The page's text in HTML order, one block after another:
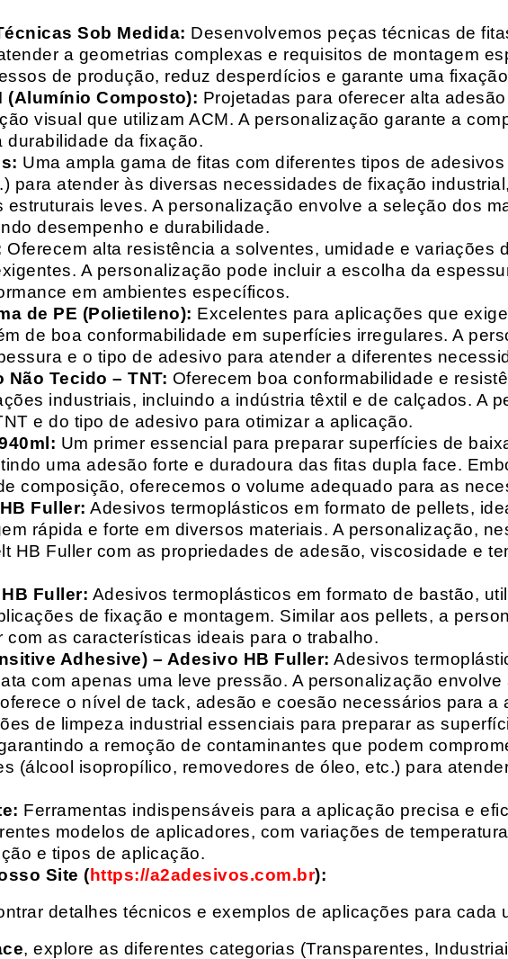
Sob Medida: Desenvolvemos peças técnicas de
a geometrias complexas e requisitos de montagem
de produção, reduz desperdícios e garante uma
(Alumínio Composto): Projetadas para oferecer alta
visual que utilizam ACM. A personalização garante a
durabilidade da fixação.
Uma ampla gama de fitas com diferentes tipos de
para atender às diversas necessidades de fixação
leves. A personalização envolve a seleção dos
desempenho e durabilidade.
Oferecem alta resistência a solventes, umidade e variações
A personalização pode incluir a escolha da
em ambientes específicos.
de PE (Polietileno): Excelentes para aplicações que
de boa conformabilidade em superfícies irregulares. A
e o tipo de adesivo para atender a diferentes
Tecido – TNT: Oferecem boa conformabilidade e
industriais, incluindo a indústria têxtil e de calçados. A
e do tipo de adesivo para otimizar a aplicação.
Um primer essencial para preparar superfícies de
uma adesão forte e duradoura das fitas dupla face.
composição, oferecemos o volume adequado para as
Fuller: Adesivos termoplásticos em formato de pellets,
rápida e forte em diversos materiais. A personalização,
HB Fuller com as propriedades de adesão, viscosidade e
Fuller: Adesivos termoplásticos em formato de bastão,
de fixação e montagem. Similar aos pellets, a
com as características ideais para o trabalho.
Adhesive) – Adesivo HB Fuller: Adesivos
com apenas uma leve pressão. A personalização
o nível de tack, adesão e coesão necessários para a
de limpeza industrial essenciais para preparar as
a remoção de contaminantes que podem
(álcool isopropílico, removedores de óleo, etc.) para
Ferramentas indispensáveis para a aplicação precisa e
modelos de aplicadores, com variações de
e tipos de aplicação.
Site (https://a2adesivos.com.br):
detalhes técnicos e exemplos de aplicações para cada
, explore as diferentes categorias (Transparentes,